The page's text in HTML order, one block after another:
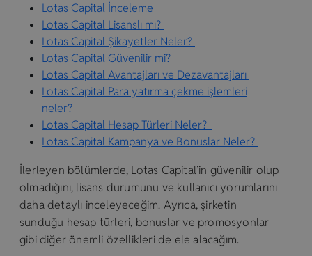
Lotas Capital İnceleme
Lotas Capital Lisanslı mı?
Lotas Capital Şikayetler Neler?
Lotas Capital Güvenilir mi?
Lotas Capital Avantajları ve Dezavantajları
Lotas Capital Para yatırma çekme işlemleri
neler?
Lotas Capital Hesap Türleri Neler?
Lotas Capital Kampanya ve Bonuslar Neler?
İlerleyen bölümlerde, Lotas Capital’in güvenilir olup
olmadığını, lisans durumunu ve kullanıcı yorumlarını
daha detaylı inceleyeceğim. Ayrıca, şirketin
sunduğu hesap türleri, bonuslar ve promosyonlar
gibi diğer önemli özellikleri de ele alacağım.